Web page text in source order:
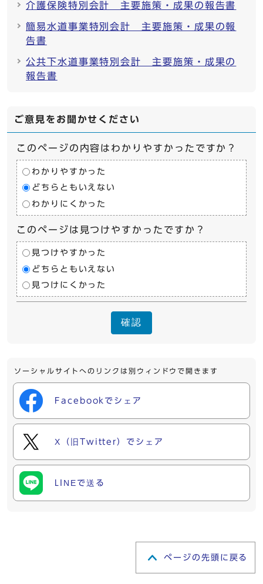
介護保険特別会計 主要施策・成果の報告書
簡易水道事業特別会計 主要施策・成果の報
告書
公共下水道事業特別会計 主要施策・成果の
報告書
ご意見をお聞かせください
このページの内容はわかりやすかったですか？
わかりやすかった
どちらともいえない
わかりにくかった
このページは見つけやすかったですか？
見つけやすかった
どちらともいえない
見つけにくかった
確認
ソーシャルサイトへのリンクは別ウィンドウで開きます
Facebookでシェア
X（旧Twitter）でシェア
LINEで送る
ページの先頭に戻る